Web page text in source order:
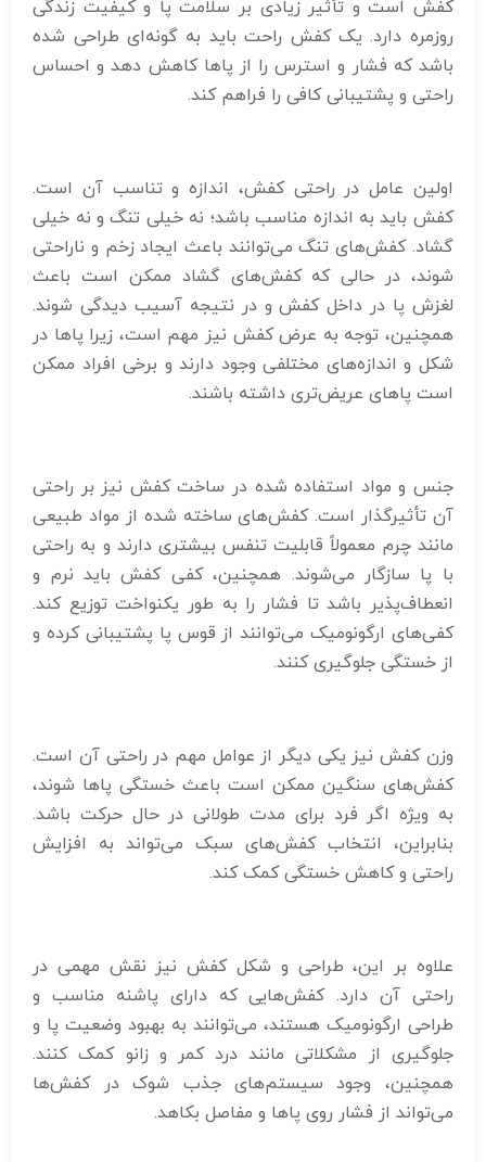
کفش است و تأثیر زیادی بر سلامت پا و کیفیت زندگی
روزمره دارد. یک کفش راحت باید به گونه‌ای طراحی شده
باشد که فشار و استرس را از پاها کاهش دهد و احساس
راحتی و پشتیبانی کافی را فراهم کند.
اولین عامل در راحتی کفش، اندازه و تناسب آن است.
کفش باید به اندازه مناسب باشد؛ نه خیلی تنگ و نه خیلی
گشاد. کفش‌های تنگ می‌توانند باعث ایجاد زخم و ناراحتی
شوند، در حالی که کفش‌های گشاد ممکن است باعث
لغزش پا در داخل کفش و در نتیجه آسیب دیدگی شوند.
همچنین، توجه به عرض کفش نیز مهم است، زیرا پاها در
شکل و اندازه‌های مختلفی وجود دارند و برخی افراد ممکن
است پاهای عریض‌تری داشته باشند.
جنس و مواد استفاده شده در ساخت کفش نیز بر راحتی
آن تأثیرگذار است. کفش‌های ساخته شده از مواد طبیعی
مانند چرم معمولاً قابلیت تنفس بیشتری دارند و به راحتی
با پا سازگار می‌شوند. همچنین، کفی کفش باید نرم و
انعطاف‌پذیر باشد تا فشار را به طور یکنواخت توزیع کند.
کفی‌های ارگونومیک می‌توانند از قوس پا پشتیبانی کرده و
از خستگی جلوگیری کنند.
وزن کفش نیز یکی دیگر از عوامل مهم در راحتی آن است.
کفش‌های سنگین ممکن است باعث خستگی پاها شوند،
به ویژه اگر فرد برای مدت طولانی در حال حرکت باشد.
بنابراین، انتخاب کفش‌های سبک می‌تواند به افزایش
راحتی و کاهش خستگی کمک کند.
علاوه بر این، طراحی و شکل کفش نیز نقش مهمی در
راحتی آن دارد. کفش‌هایی که دارای پاشنه مناسب و
طراحی ارگونومیک هستند، می‌توانند به بهبود وضعیت پا و
جلوگیری از مشکلاتی مانند درد کمر و زانو کمک کنند.
همچنین، وجود سیستم‌های جذب شوک در کفش‌ها
می‌تواند از فشار روی پاها و مفاصل بکاهد.